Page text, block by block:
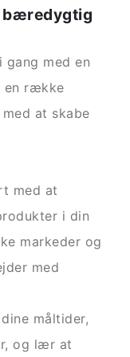
bæredygtig
gang med en
en række
at skabe
med at
i din
markeder og
med
måltider,
og lær at